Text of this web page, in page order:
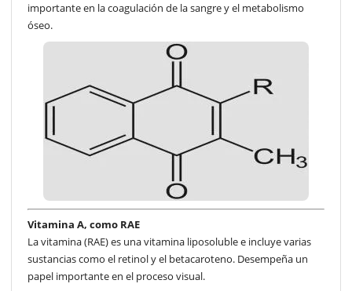
importante en la coagulación de la sangre y el metabolismo
óseo.
Vitamina A, como RAE
La vitamina (RAE) es una vitamina liposoluble e incluye varias
sustancias como el retinol y el betacaroteno. Desempeña un
papel importante en el proceso visual.